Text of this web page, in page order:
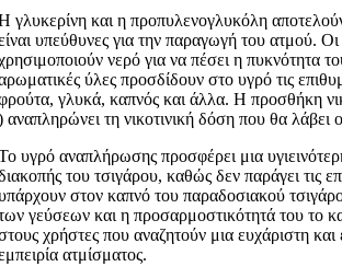
γλυκερίνη και η προπυλενογλυκόλη
υπεύθυνες για την παραγωγή του ατμού.
νερό για να πέσει η πυκνότητα
ύλες προσδίδουν στο υγρό τις
γλυκά, καπνός και άλλα. Η προσθήκη
αναπληρώνει τη νικοτινική δόση που θα λάβει
υγρό αναπλήρωσης προσφέρει μια
του τσιγάρου, καθώς δεν παράγει τις
στον καπνό του παραδοσιακού
γεύσεων και η προσαρμοστικότητά του το
χρήστες που αναζητούν μια ευχάριστη και
ατμίσματος.